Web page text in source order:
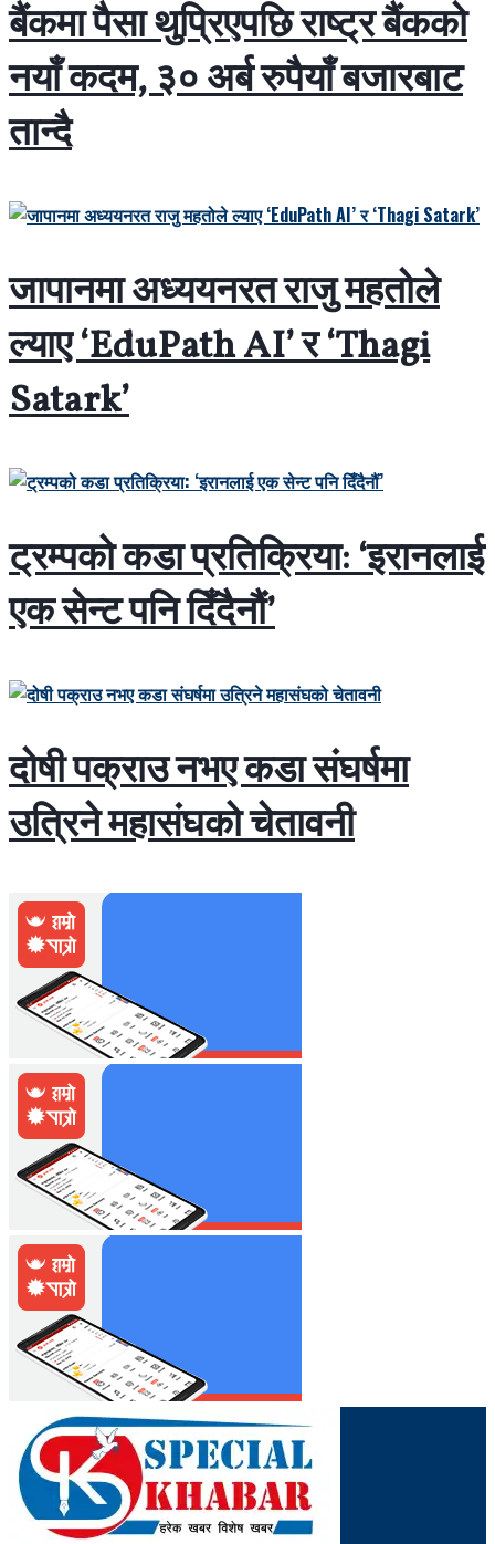
बैंकमा पैसा थुप्रिएपछि राष्ट्र बैंकको
नयाँ कदम, ३० अर्ब रुपैयाँ बजारबाट
तान्दै
जापानमा अध्ययनरत राजु महतोले
ल्याए ‘EduPath AI’ र ‘Thagi
Satark’
ट्रम्पको कडा प्रतिक्रिया: ‘इरानलाई
एक सेन्ट पनि दिँदैनौं’
दोषी पक्राउ नभए कडा संघर्षमा
उत्रिने महासंघको चेतावनी